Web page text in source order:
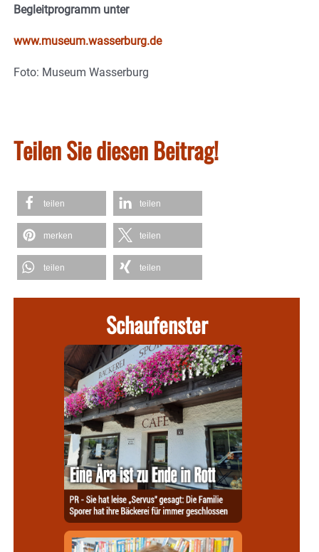
Begleitprogramm unter
www.museum.wasserburg.de
Foto: Museum Wasserburg
Teilen Sie diesen Beitrag!
teilen teilen
merken teilen
teilen teilen
Schaufenster